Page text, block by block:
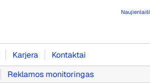
Karjera
Kontaktai
Reklamos monitoringas